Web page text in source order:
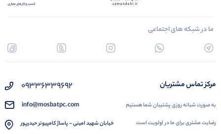
ما در شبکه های اجتماعی
مرکز تماس مشتریان
به صورت شبانه روزی پشتیبان شما هستیم
رضایت مشتری برای ما در اولویت است
09336339692
info@mosbatpc.com
خیابان شهید امینی - پاساژ کامپیوتر حیدرپور